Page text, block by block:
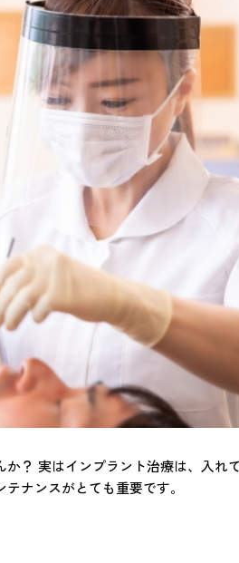
？ 実はインプラント治療は、入れ
ナンスがとても重要です。